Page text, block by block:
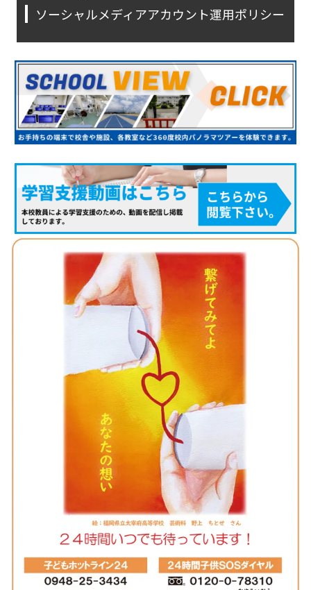
ソーシャルメディアアカウント運用ポリシー